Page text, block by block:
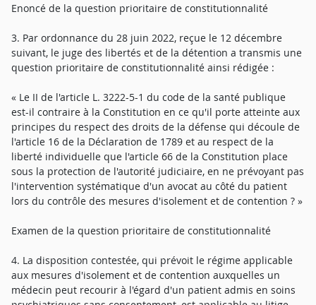
Enoncé de la question prioritaire de constitutionnalité
3. Par ordonnance du 28 juin 2022, reçue le 12 décembre
suivant, le juge des libertés et de la détention a transmis une
question prioritaire de constitutionnalité ainsi rédigée :
« Le II de l'article L. 3222-5-1 du code de la santé publique
est-il contraire à la Constitution en ce qu'il porte atteinte aux
principes du respect des droits de la défense qui découle de
l'article 16 de la Déclaration de 1789 et au respect de la
liberté individuelle que l'article 66 de la Constitution place
sous la protection de l'autorité judiciaire, en ne prévoyant pas
l'intervention systématique d'un avocat au côté du patient
lors du contrôle des mesures d'isolement et de contention ? »
Examen de la question prioritaire de constitutionnalité
4. La disposition contestée, qui prévoit le régime applicable
aux mesures d'isolement et de contention auxquelles un
médecin peut recourir à l'égard d'un patient admis en soins